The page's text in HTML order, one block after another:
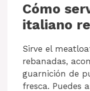
Cómo
italiano
Sirve el
rebanadas,
guarnición de
fresca. Puedes